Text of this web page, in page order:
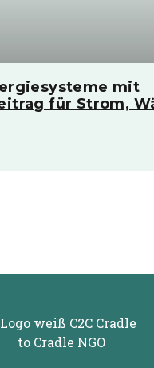
mit
für Strom,